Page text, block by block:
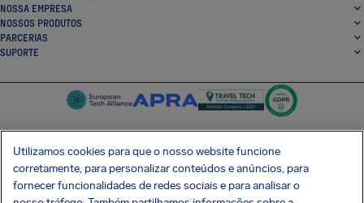
NOSSA EMPRESA
NOSSOS PRODUTOS
PARCERIAS
SUPORTE
SocialFacebook
SocialTwitter
SocialInstagram
SocialLinkedin
Utilizamos cookies para que o nosso website funcione
corretamente, para personalizar conteúdos e anúncios, para
fornecer funcionalidades de redes sociais e para analisar o